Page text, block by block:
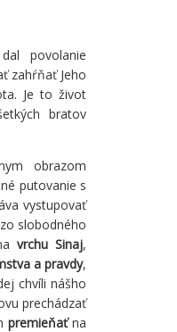
povolanie
zahŕňať Jeho
Je to život
bratov
obrazom
putovanie s
vystupovať
slobodného
vrchu Sinaj,
a pravdy,
chvíli nášho
prechádzať
premieňaťna